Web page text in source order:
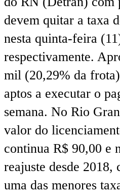
devem quitar a taxa
nesta quinta-feira
respectivamente.
mil (20,29% da
aptos a executar o
semana. No Rio
valor do
continua R$ 90,00 e
reajuste desde 2018,
uma das menores